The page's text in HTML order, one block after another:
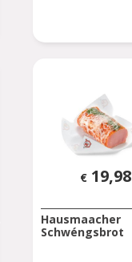
€ 19,98
Hausmaacher
Schwéngsbrot